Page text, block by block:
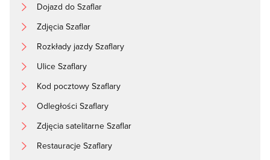
Dojazd do Szaflar
Zdjęcia Szaflar
Rozkłady jazdy Szaflary
Ulice Szaflary
Kod pocztowy Szaflary
Odległości Szaflary
Zdjęcia satelitarne Szaflar
Restauracje Szaflary